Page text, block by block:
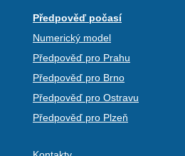
Předpověď počasí
Numerický model
Předpověď pro Prahu
Předpověď pro Brno
Předpověď pro Ostravu
Předpověď pro Plzeň